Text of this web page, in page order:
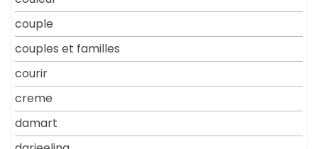
couple
couples et familles
courir
creme
damart